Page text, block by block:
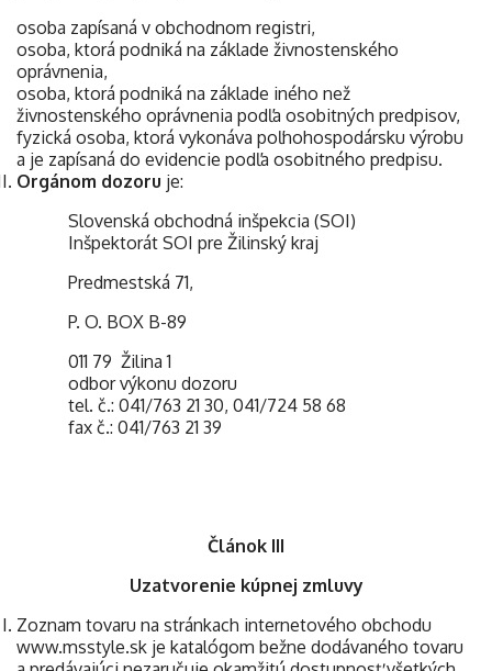
osoba zapísaná v obchodnom registri,
osoba, ktorá podniká na základe živnostenského
oprávnenia,
osoba, ktorá podniká na základe iného než
živnostenského oprávnenia podľa osobitných predpisov,
fyzická osoba, ktorá vykonáva poľnohospodársku výrobu
a je zapísaná do evidencie podľa osobitného predpisu.
Orgánom dozoru je:
Slovenská obchodná inšpekcia (SOI)
Inšpektorát SOI pre Žilinský kraj
Predmestská 71,
P. O. BOX B-89
011 79 Žilina 1
odbor výkonu dozoru
tel. č.: 041/763 21 30, 041/724 58 68
fax č.: 041/763 21 39
Článok III
Uzatvorenie kúpnej zmluvy
Zoznam tovaru na stránkach internetového obchodu
www.msstyle.sk je katalógom bežne dodávaného tovaru